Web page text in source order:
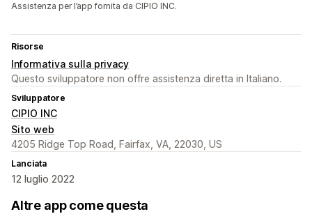
Assistenza per l’app fornita da CIPIO INC.
Risorse
Informativa sulla privacy
Questo sviluppatore non offre assistenza diretta in Italiano.
Sviluppatore
CIPIO INC
Sito web
4205 Ridge Top Road, Fairfax, VA, 22030, US
Lanciata
12 luglio 2022
Altre app come questa